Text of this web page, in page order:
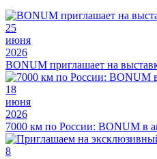
25
июня
2026
BONUM приглашает на
18
июня
2026
7000 км по России: BONUM в
8